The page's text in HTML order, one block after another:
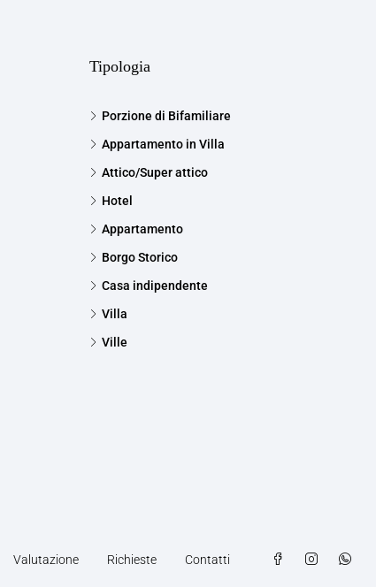
Tipologia
Porzione di Bifamiliare
Appartamento in Villa
Attico/Super attico
Hotel
Appartamento
Borgo Storico
Casa indipendente
Villa
Ville
Valutazione Richieste Contatti